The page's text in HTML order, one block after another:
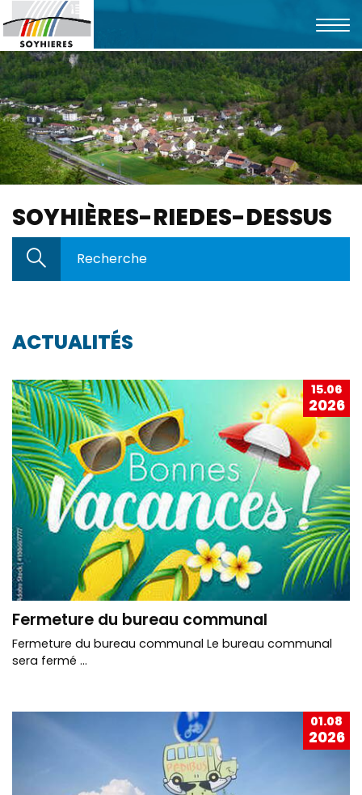
Mots
clés
Rechercher
la
SOYHIÈRES-RIEDES-DESSUS
Mots
clés
Rechercher
ACTUALITÉS
15.06
2026
Fermeture du bureau communal
Fermeture du bureau communal Le bureau communal
sera fermé ...
01.08
2026